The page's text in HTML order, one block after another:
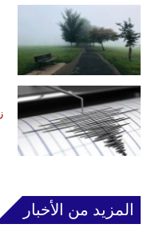
المزيد من الأخبار